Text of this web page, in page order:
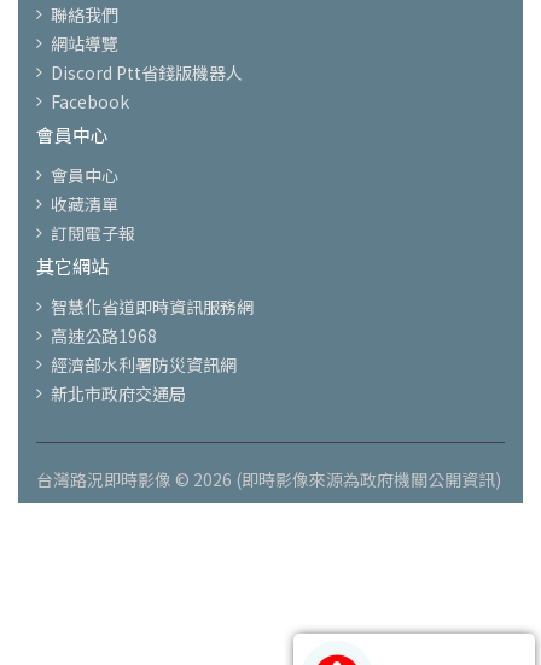
聯絡我們
網站導覽
Discord Ptt省錢版機器人
Facebook
會員中心
會員中心
收藏清單
訂閱電子報
其它網站
智慧化省道即時資訊服務網
高速公路1968
經濟部水利署防災資訊網
新北市政府交通局
台灣路況即時影像 © 2026 (即時影像來源為政府機關公開資訊)